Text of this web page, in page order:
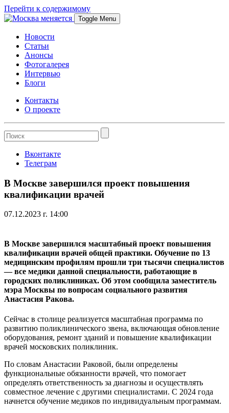
Перейти к содержимому
Toggle Menu
Новости
Статьи
Анонсы
Фотогалерея
Интервью
Блоги
Контакты
О проекте
Вконтакте
Телеграм
В Москве завершился проект повышения
квалификации врачей
07.12.2023 г. 14:00
В Москве завершился масштабный проект повышения
квалификации врачей общей практики. Обучение по 13
медицинским профилям прошли три тысячи специалистов
— все медики данной специальности, работающие в
городских поликлиниках. Об этом сообщила заместитель
мэра Москвы по вопросам социального развития
Анастасия Ракова.
Сейчас в столице реализуется масштабная программа по
развитию поликлинического звена, включающая обновление
оборудования, ремонт зданий и повышение квалификации
врачей московских поликлиник.
По словам Анастасии Раковой, были определены
функциональные обязанности врачей, что помогает
определять ответственность за диагнозы и осуществлять
совместное лечение с другими специалистами. С 2024 года
начнется обучение медиков по индивидуальным программам.